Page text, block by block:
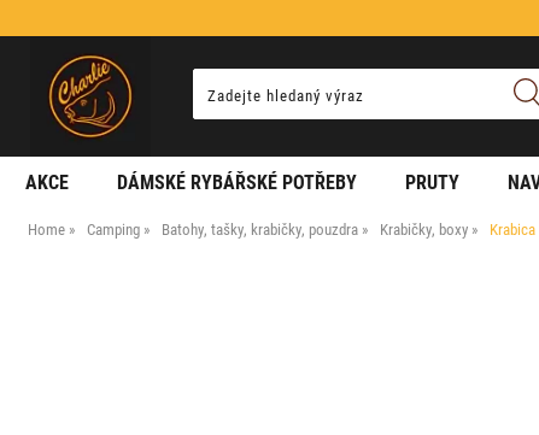
AKCE DÁMSKÉ RYBÁŘSKÉ POTŘEBY PRUTY
Home Camping Batohy, tašky, krabičky, pouzdra Krabičky, boxy